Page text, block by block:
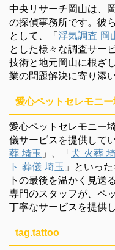
中央リサーチ岡山は、
の探偵事務所です。彼
として、「浮気調査 岡
とした様々な調査サー
技術と地元岡山に根ざ
業の問題解決に寄り添い
愛心ペットセレモニー
愛心ペットセレモニー
儀サービスを提供して
葬 埼玉 」、「犬 火葬
ト 葬儀 埼玉 」といっ
トの最後を温かく見送
専門のスタッフが、ペ
丁寧なサービスを提供し
tag.tattoo